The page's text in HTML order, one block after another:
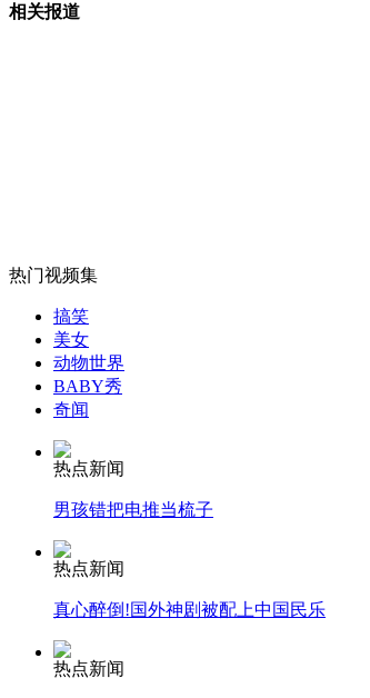
女孩北京地铁殴打老人 痛下狠手拳打脚踢
安徽一实载49人客车翻车
消防员救轻生者
相关报道
热门视频集
搞笑
美女
动物世界
BABY秀
奇闻
热点新闻
男孩错把电推当梳子
热点新闻
真心醉倒!国外神剧被配上中国民乐
热点新闻